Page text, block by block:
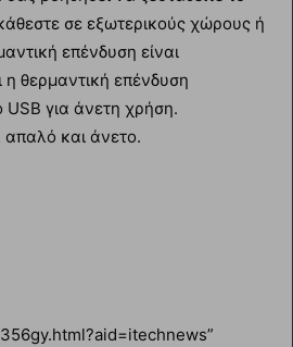
σε εξωτερικούς χώρους ή
επένδυση είναι
θερμαντική επένδυση
για άνετη χρήση.
απαλό και άνετο.